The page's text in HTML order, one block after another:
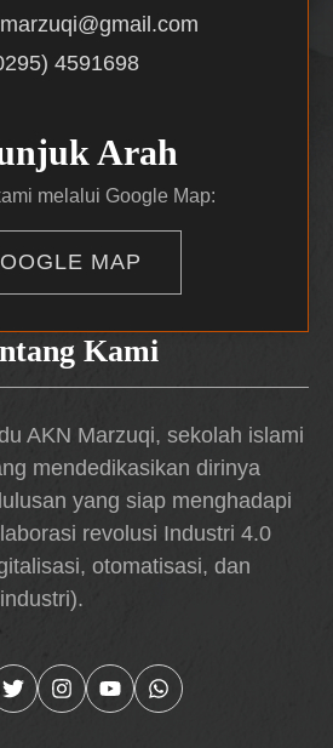
Kami
AKN Marzuqi, sekolah islami
mendedikasikan dirinya
yang siap menghadapi
revolusi Industri 4.0
otomatisasi, dan
4591698
Arah
melalui Google Map:
MAP